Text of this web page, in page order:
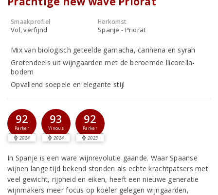
Smaakprofiel
Vol, verfijnd
Herkomst
Spanje - Priorat
Mix van biologisch geteelde garnacha, cariñena en syrah
Grotendeels uit wijngaarden met de beroemde llicorella-
bodem
Opvallend soepele en elegante stijl
92
Parker
2024
93
Vinous
2024
92
Parker
2023
In Spanje is een ware wijnrevolutie gaande. Waar Spaanse
wijnen lange tijd bekend stonden als echte krachtpatsers met
veel gewicht, rijpheid en eiken, heeft een nieuwe generatie
wijnmakers meer focus op koeler gelegen wijngaarden,